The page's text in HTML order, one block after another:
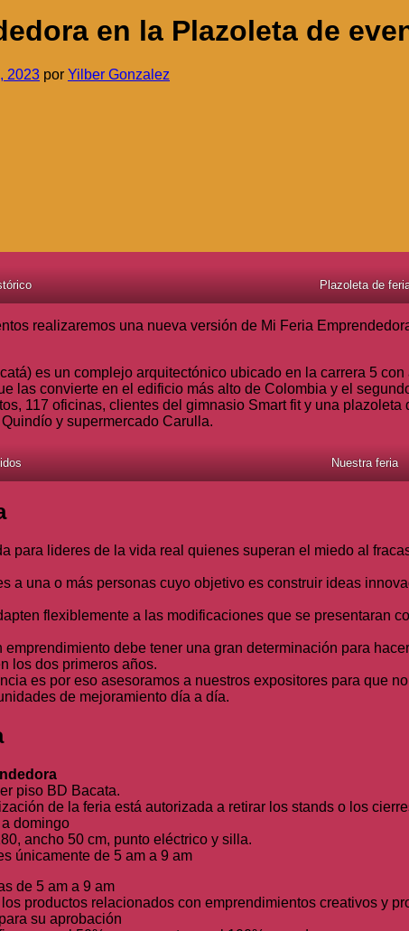
en la Plazoleta de
2023 por Yilber Gonzalez
Plazoleta de
realizaremos una nueva versión de Mi Feria
es un complejo arquitectónico ubicado en la carrera 5
las convierte en el edificio más alto de Colombia y el
117 oficinas, clientes del gimnasio Smart fit y una
y supermercado Carulla.
Nuestra feria
para lideres de la vida real quienes superan el miedo al
a una o más personas cuyo objetivo es construir ideas
flexiblemente a las modificaciones que se presentaran
emprendimiento debe tener una gran determinación para
los dos primeros años.
es por eso asesoramos a nuestros expositores para que
de mejoramiento día a día.
piso BD Bacata.
de la feria está autorizada a retirar los stands o los
domingo
ancho 50 cm, punto eléctrico y silla.
únicamente de 5 am a 9 am
de 5 am a 9 am
productos relacionados con emprendimientos creativos y
su aprobación